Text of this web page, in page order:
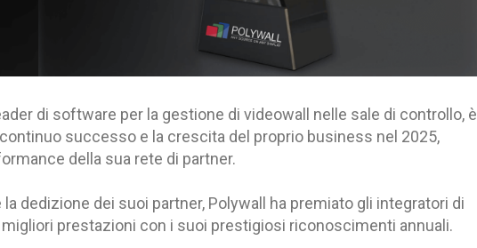
di software per la gestione di videowall nelle sale di controllo, è
successo e la crescita del proprio business nel 2025,
della sua rete di partner.
dedizione dei suoi partner, Polywall ha premiato gli integratori di
prestazioni con i suoi prestigiosi riconoscimenti annuali.